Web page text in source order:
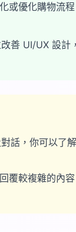
或優化購物流
善 UI/UX 設計
話，你可以了
覆較複雜的內